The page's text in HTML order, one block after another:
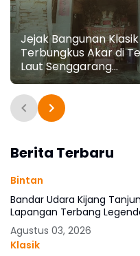
Jejak Bangunan Klasik
Terbungkus Akar di
Laut Senggarang
Tanjungpinang
Berita Terbaru
Bintan
Bandar Udara Kijang
Lapangan Terbang
Agustus 03, 2026
Klasik